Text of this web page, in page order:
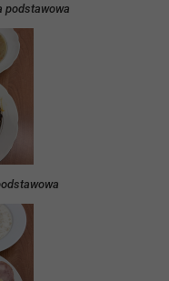
podstawowa